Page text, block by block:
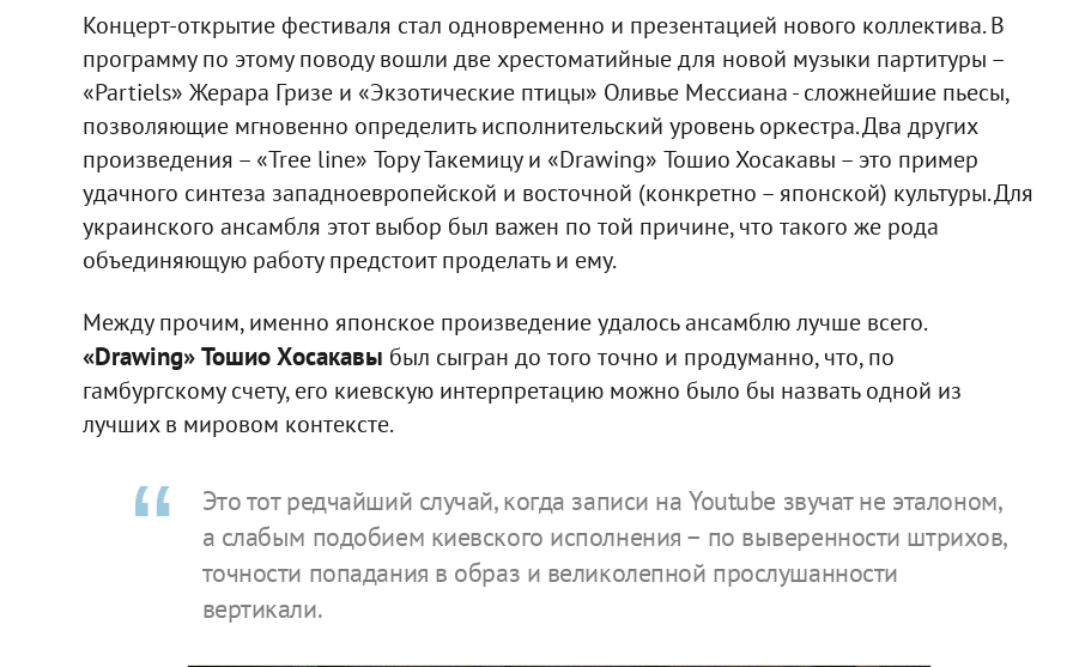
Концерт-открытие фестиваля стал одновременно и презентацией нового коллектива. В
программу по этому поводу вошли две хрестоматийные для новой музыки партитуры –
«Partiels» Жерара Гризе и «Экзотические птицы» Оливье Мессиана - сложнейшие пьесы,
позволяющие мгновенно определить исполнительский уровень оркестра. Два других
произведения – «Tree line» Тору Такемицу и «Drawing» Тошио Хосакавы – это пример
удачного синтеза западноевропейской и восточной (конкретно – японской) культуры. Для
украинского ансамбля этот выбор был важен по той причине, что такого же рода
объединяющую работу предстоит проделать и ему.
Между прочим, именно японское произведение удалось ансамблю лучше всего.
«Drawing» Тошио Хосакавы был сыгран до того точно и продуманно, что, по
гамбургскому счету, его киевскую интерпретацию можно было бы назвать одной из
лучших в мировом контексте.
Это тот редчайший случай, когда записи на Youtube звучат не эталоном,
а слабым подобием киевского исполнения – по выверенности штрихов,
точности попадания в образ и великолепной прослушанности
вертикали.